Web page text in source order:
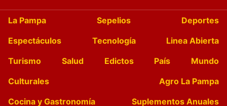
La Pampa Sepelios
Deportes
Espectáculos
Tecnología
Linea Abierta
Turismo
Salud Edictos País
Mundo
Culturales
Agro La Pampa
Cocina y Gastronomía
Suplementos Anuales